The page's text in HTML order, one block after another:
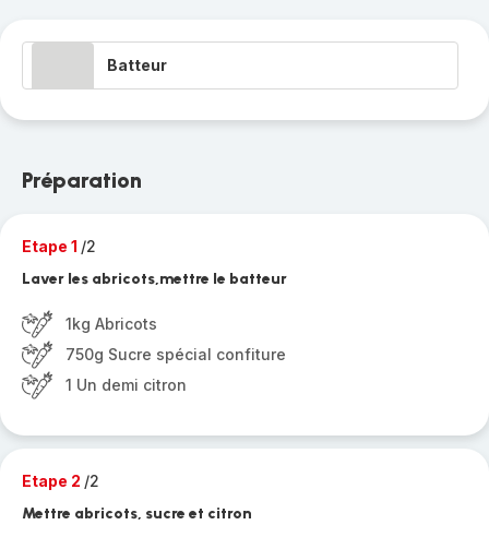
Batteur
Préparation
Etape 1 /2
Laver les abricots,mettre le batteur
1kg Abricots
750g Sucre spécial confiture
1 Un demi citron
Etape 2 /2
Mettre abricots, sucre et citron